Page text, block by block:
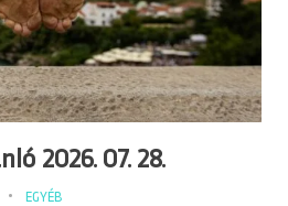
2026. 07. 28.
EGYÉB